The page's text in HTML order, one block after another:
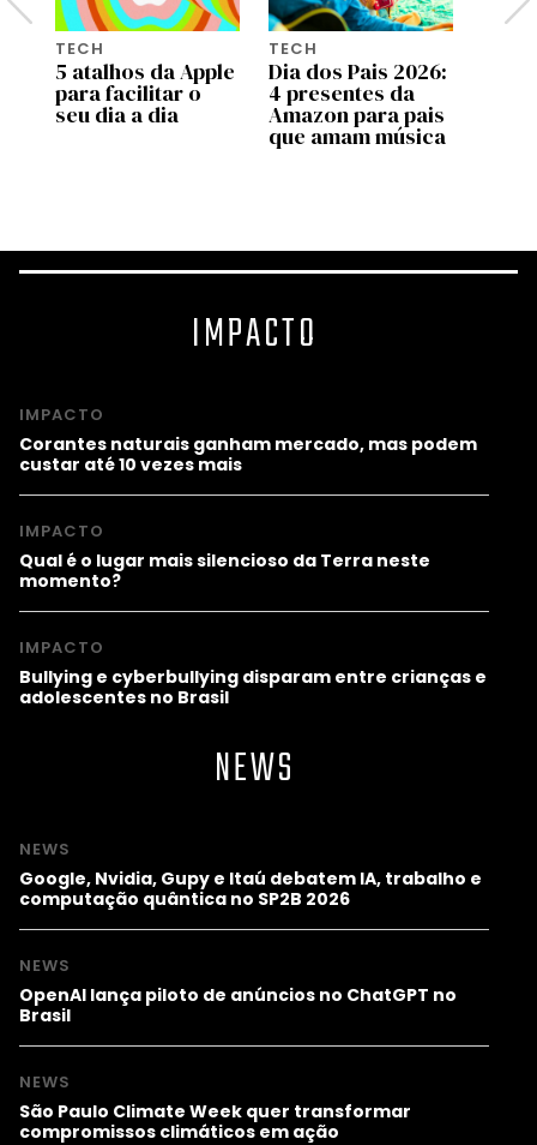
TECH
5 atalhos da Apple
para facilitar o
seu dia a dia
TECH
Dia dos Pais 2026:
4 presentes da
Amazon para pais
que amam música
IMPACTO
IMPACTO
Corantes naturais ganham mercado, mas podem
custar até 10 vezes mais
IMPACTO
Qual é o lugar mais silencioso da Terra neste
momento?
IMPACTO
Bullying e cyberbullying disparam entre crianças e
adolescentes no Brasil
NEWS
NEWS
Google, Nvidia, Gupy e Itaú debatem IA, trabalho e
computação quântica no SP2B 2026
NEWS
OpenAI lança piloto de anúncios no ChatGPT no
Brasil
NEWS
São Paulo Climate Week quer transformar
compromissos climáticos em ação